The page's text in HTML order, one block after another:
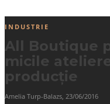
INDUSTRIE
All Boutique
micile
producție
Amelia Turp-Balazs, 23/06/2016